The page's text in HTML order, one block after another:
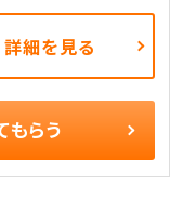
詳細を見る
もらう